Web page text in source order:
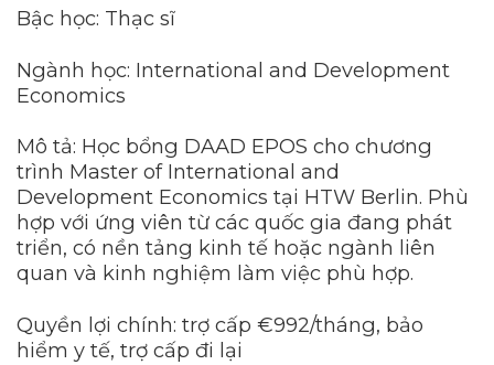
Bậc học: Thạc sĩ
Ngành học: International and Development
Economics
Mô tả: Học bổng DAAD EPOS cho chương
trình Master of International and
Development Economics tại HTW Berlin. Phù
hợp với ứng viên từ các quốc gia đang phát
triển, có nền tảng kinh tế hoặc ngành liên
quan và kinh nghiệm làm việc phù hợp.
Quyền lợi chính: trợ cấp €992/tháng, bảo
hiểm y tế, trợ cấp đi lại